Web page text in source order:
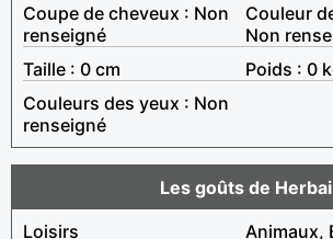
Coupe de cheveux : Non
renseigné
Couleur
Non
Taille : 0 cm
Poids : 0
Couleurs des yeux : Non
renseigné
Les goûts de Herbai
Loisirs
Animaux,